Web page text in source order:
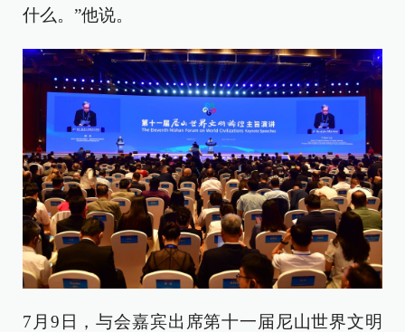
什么。”他说。
7月9日，与会嘉宾出席第十一届尼山世界文明